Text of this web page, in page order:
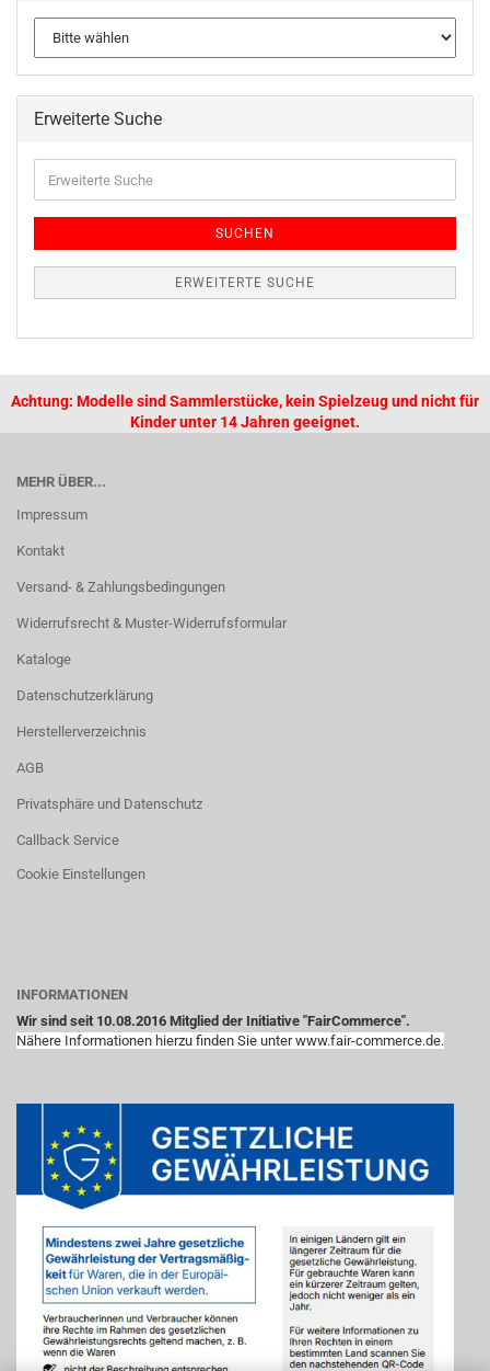
Erweiterte Suche
SUCHEN
ERWEITERTE SUCHE
Achtung: Modelle sind Sammlerstücke, kein Spielzeug und nicht für
Kinder unter 14 Jahren geeignet.
MEHR ÜBER...
Impressum
Kontakt
Versand- & Zahlungsbedingungen
Widerrufsrecht & Muster-Widerrufsformular
Kataloge
Datenschutzerklärung
Herstellerverzeichnis
AGB
Privatsphäre und Datenschutz
Callback Service
Cookie Einstellungen
INFORMATIONEN
Wir sind seit 10.08.2016 Mitglied der Initiative "FairCommerce".
Nähere Informationen hierzu finden Sie unter www.fair-commerce.de.